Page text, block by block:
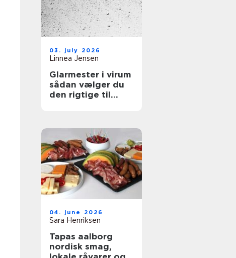
03. july 2026
Linnea Jensen
Glarmester i virum
sådan vælger du
den rigtige til
04. june 2026
Sara Henriksen
Tapas aalborg
nordisk smag,